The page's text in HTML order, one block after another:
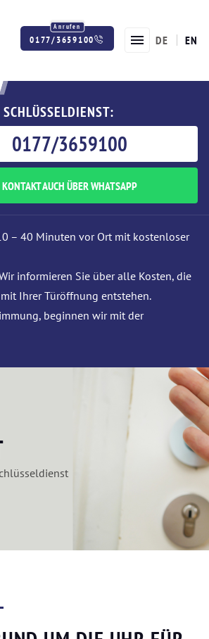
0177/3659100 DE EN
0177/3659100
KONTAKT AUCH ÜBER WHATSAPP
– 40 Minuten vor Ort mit kostenloser
informieren Sie über alle Kosten, die
Ihrer Türöffnung entstehen.
beginnen wir mit der